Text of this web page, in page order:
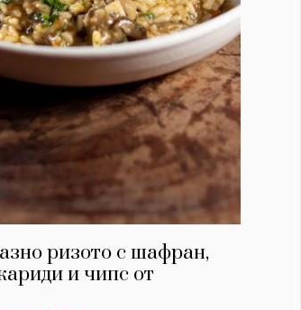
ризото с шафран,
и чипс от